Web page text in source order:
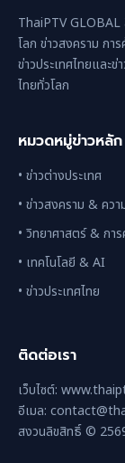
ThaiPTV GLOBAL
โลก ข่าวสงคราม กา
ข่าวประเทศไทยและ
ไทยทั่วโลก
หมวดหมู่ข่าวหลัก
• ข่าวต่างประเทศ
• ข่าวสงคราม & คว
• วิทยาศาสตร์ & กา
• เทคโนโลยี & AI
• ข่าวประเทศไทย
ติดต่อเรา
เว็บไซต์:
อีเมล:
สงวนลิขสิทธิ์ ©